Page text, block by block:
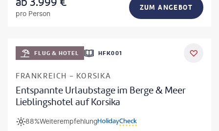
pro Person
ZUM ANGEBOT
DEAL
FLUG & HOTEL HFK001
FRANKREICH - KORSIKA
Entspannte Urlaubstage im Berge & Meer
Lieblingshotel auf Korsika
Weiterempfehlung
88%